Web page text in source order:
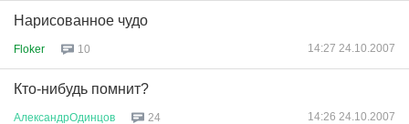
Нарисованное чудо
Floker 10 14:27 24.10.2007
Кто-нибудь помнит?
АлександрОдинцов 24 14:26 24.10.2007